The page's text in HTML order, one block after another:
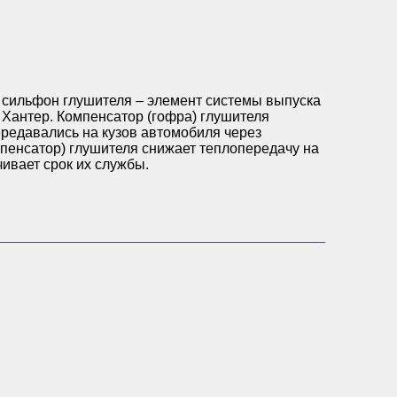
глушителя – элемент системы выпуска
Компенсатор (гофра) глушителя
на кузов автомобиля через
глушителя снижает теплопередачу на
срок их службы.